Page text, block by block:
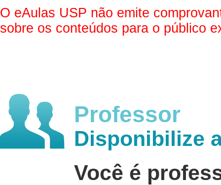
O eAulas USP não emite
sobre os conteúdos para o público
Professor
Disponibilize
Você é